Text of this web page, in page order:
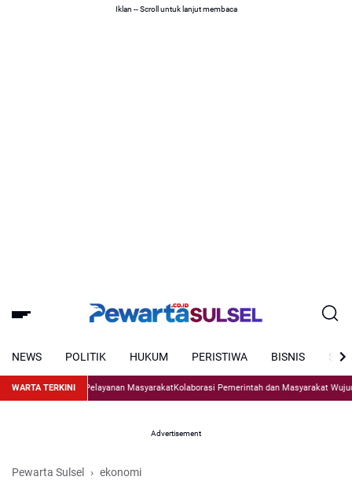
Iklan -- Scroll untuk lanjut membaca
NEWS POLITIK HUKUM PERISTIWA BISNIS
WARTA TERKINI
Sinergi untuk Pelayanan MasyarakatKolaborasi Pemerintah dan Masyarakat Wujudkan
Advertisement
Pewarta Sulsel ekonomi